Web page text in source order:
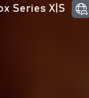
Series X|S